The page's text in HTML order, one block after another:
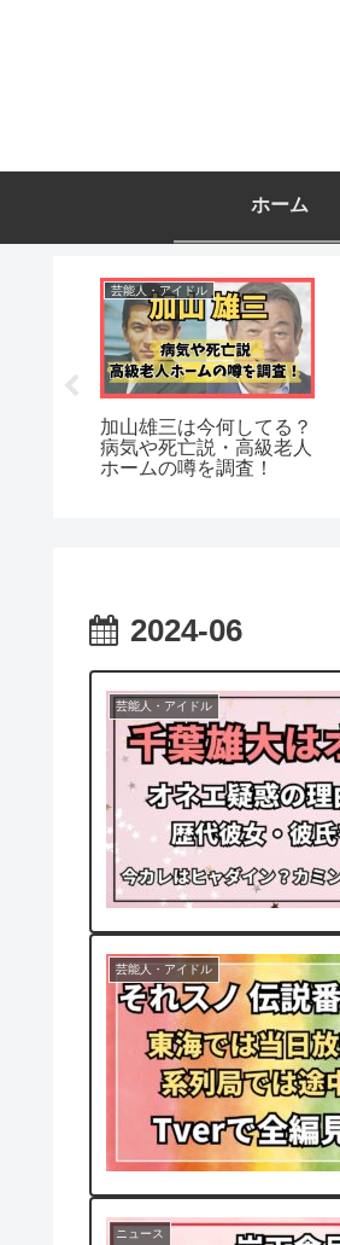
ホーム
芸能人・アイドル
加山雄三は今何してる？
病気や死亡説・高級老人
ホームの噂を調査！
2024-06
芸能人・アイドル
芸能人・アイドル
ニュース